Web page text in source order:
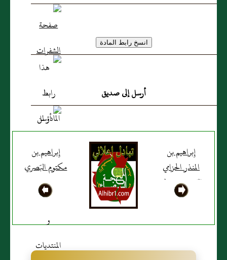
أرسل إلى صديق
إِبراهيم بن
المنذر الحزامي
المَديني من ولد
خالد بن حزام
إِبراهيم بن
مكتوم البَصري